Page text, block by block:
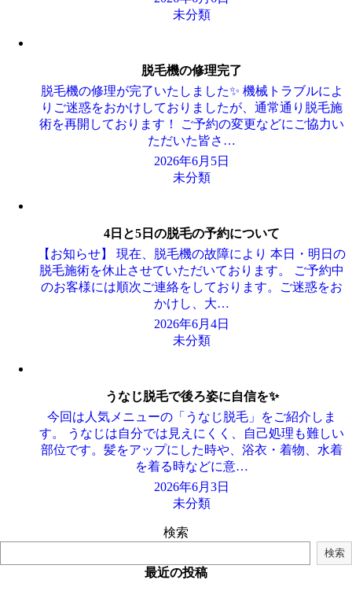
未分類
脱毛機の修理完了
脱毛機の修理が完了いたしました✨ 機械トラブルによ
りご迷惑をおかけしておりましたが、通常通り脱毛施
術を再開しております！ ご予約の変更などにご協力い
ただいた皆さ…
2026年6月5日
未分類
4日と5日の脱毛の予約について
【お知らせ】 現在、脱毛機の故障により 本日・明日の
脱毛施術を休止させていただいております。 ご予約中
のお客様には順次ご連絡をしております。ご迷惑をお
かけし、大…
2026年6月4日
未分類
うなじ脱毛で後ろ姿に自信を✨
今回は人気メニューの「うなじ脱毛」をご紹介しま
す。 うなじは自分では見えにくく、自己処理も難しい
部位です。髪をアップにした時や、浴衣・着物、水着
を着る時などに意…
2026年6月3日
未分類
検索
検索
最近の投稿